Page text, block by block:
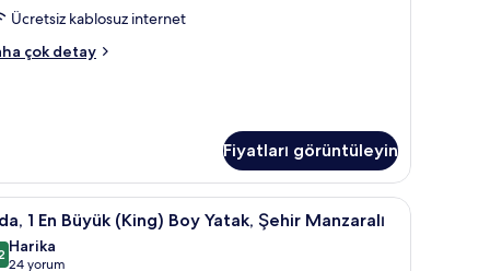
Ücretsiz kablosuz internet
çok detay
Fiyatları görüntüleyin
çalışma alanı Minibar, odada kasa, masa, dizüstü bilgisayar
9 1 En Büyük (King) Boy Yatak, Şehir Manzaralı
/ 10
Harika
24 yorum
(24